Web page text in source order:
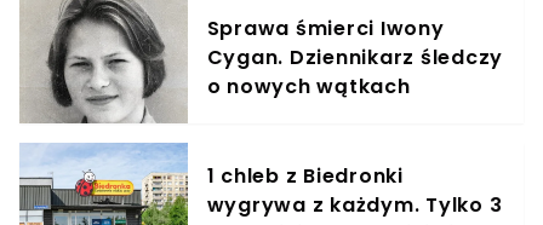
Sprawa śmierci Iwony
Cygan. Dziennikarz śledczy
o nowych wątkach
1 chleb z Biedronki
wygrywa z każdym. Tylko 3